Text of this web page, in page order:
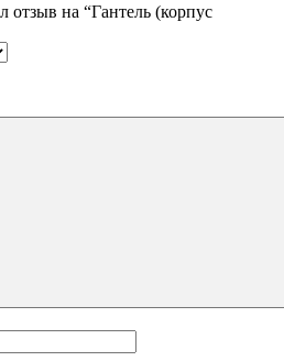
отзыв на “Гантель (корпус